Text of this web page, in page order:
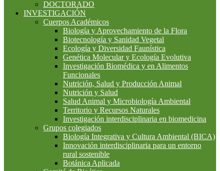
DOCTORADO
INVESTIGACIÓN
Cuerpos Académicos
Biología y Aprovechamiento de la Flora
Biotecnología y Sanidad Vegetal
Ecología y Diversidad Faunística
Genética Molecular y Ecología Evolutiva
Investigación Biomédica y en Alimentos
Funcionales
Nutrición, Salud y Producción Animal
Nutrición y Salud
Salud Animal y Microbiología Ambiental
Territorio y Recursos Naturales
Investigación interdisciplinaria en biomedicina
Grupos colegiados
Biología Integrativa y Cultura Ambiental (BICA)
Innovación interdisciplinaria para un entorno
rural sostenible
Botánica Aplicada